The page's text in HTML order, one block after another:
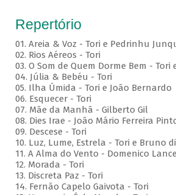
Repertório
01. Areia & Voz - Tori e Pedrinhu
02. ⁠Rios Aéreos - Tori
03. O Som de Quem Dorme Bem - Tori
04. Júlia & Bebéu - Tori
05. Ilha Úmida - Tori e João Bernardo
06. Esquecer - Tori
07. Mãe da Manhã - Gilberto Gil
08. Dies Irae - João Mário Ferreira
09. Descese - Tori
10. Luz, Lume, Estrela - Tori e Bruno
11. A Alma do Vento - Domenico
12. Morada - Tori
13. Discreta Paz - Tori
14. Fernão Capelo Gaivota - Tori